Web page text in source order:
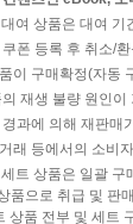
여 상품은 대여 기
폰 등록 후 취소/
이 구매확정(자동
의 재생 불량 원인
과에 의해 재판매
래 등에서의 소비
트 상품은 일괄 구
품으로 취급 및 판
상품 전부 및 세트